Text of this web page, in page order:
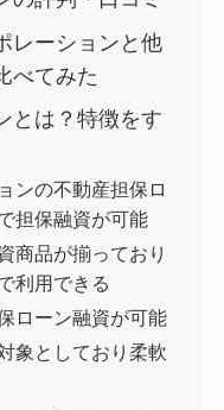
レーションと他
べてみた
とは？特徴をす
ンの不動産担保ロ
担保融資が可能
商品が揃っており
利用できる
ローン融資が可能
象としており柔軟